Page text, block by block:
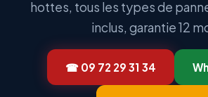
hottes, tous les types de
inclus, garantie 12
☎ 09 72 29 31 34